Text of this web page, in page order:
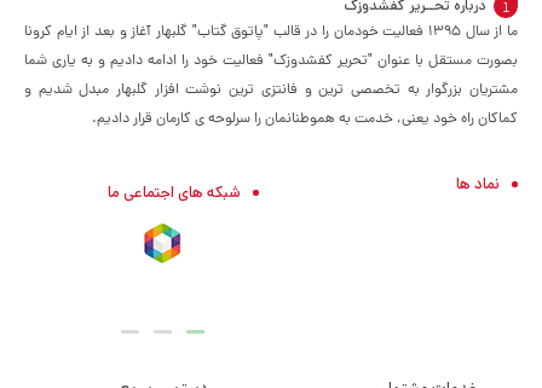
درباره تحــریر کفشدوزک
ما از سال ۱۳۹۵ فعالیت خودمان را در قالب "پاتوق گتاب" گلبهار آغاز و بعد از ایام کرونا
بصورت مستقل با عنوان "تحریر کفشدوزک" فعالیت خود را ادامه دادیم و به یاری شما
مشتریان بزرگوار به تخصصی ترین و فانتزی ترین نوشت افزار گلبهار مبدل شدیم و
کماکان راه خود یعنی، خدمت به هموطنانمان را سرلوحه ی کارمان قرار دادیم.
نماد ها شبکه های اجتماعی ما